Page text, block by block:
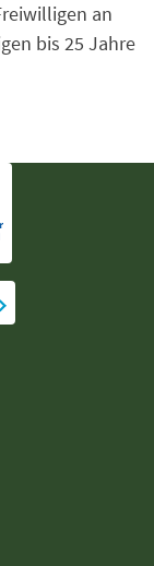
an
bis 25 Jahre